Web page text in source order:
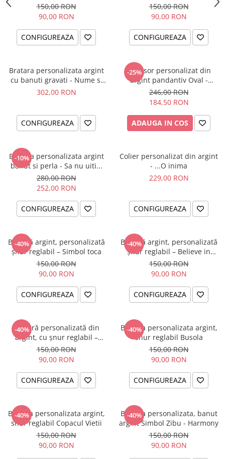
Fluturas
150,00 RON
90,00 RON
CONFIGUREAZA
150,00 RON
90,00 RON
CONFIGUREAZA
Bratara personalizata argint
cu banuti gravati - Nume si
simbol catelus
302,00 RON
CONFIGUREAZA
-25%
Lantisor personalizat din
argint pandantiv Oval -
Catwoman
246,00 RON
184,50 RON
ADAUGA IN COS
-10%
Bratara personalizata argint
banut si perla - Sa nu uiti...
280,00 RON
252,00 RON
CONFIGUREAZA
Colier personalizat din argint
- ...O inima
229,00 RON
CONFIGUREAZA
-40%
Brățară argint, personalizată
șnur reglabil – Simbol toca
150,00 RON
90,00 RON
CONFIGUREAZA
-40%
Brățară argint, personalizată
șnur reglabil – Believe in
Yourself
150,00 RON
90,00 RON
CONFIGUREAZA
-40%
Brățară personalizată din
argint, cu șnur reglabil –
simbol Soare
150,00 RON
90,00 RON
CONFIGUREAZA
-40%
Bratara personalizata argint,
snur reglabil Busola
150,00 RON
90,00 RON
CONFIGUREAZA
-40%
Bratara personalizata argint,
snur reglabil Copacul Vietii
150,00 RON
90,00 RON
-40%
Bratara personalizata, banut
argint Simbol Zibu - Harmony
150,00 RON
90,00 RON